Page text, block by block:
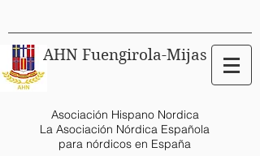
AHN Fuengirola-Mijas
Asociación Hispano Nordica
La Asociación Nórdica Española
para nórdicos en España